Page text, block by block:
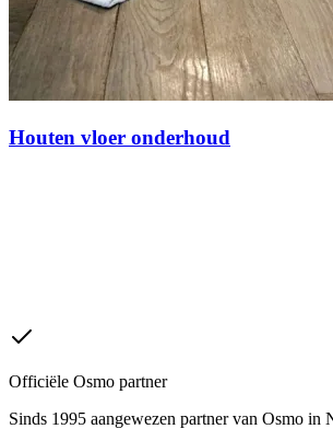
Houten vloer onderhoud
Officiële Osmo partner
Sinds 1995 aangewezen partner van Osmo in